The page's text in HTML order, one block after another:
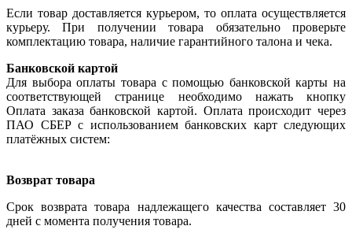
Если товар доставляется курьером, то оплата осуществляется
курьеру. При получении товара обязательно проверьте
комплектацию товара, наличие гарантийного талона и чека.
Банковской картой
Для выбора оплаты товара с помощью банковской карты на
соответствующей странице необходимо нажать кнопку
Оплата заказа банковской картой. Оплата происходит через
ПАО СБЕР с использованием банковских карт следующих
платёжных систем:
Возврат товара
Срок возврата товара надлежащего качества составляет 30
дней с момента получения товара.